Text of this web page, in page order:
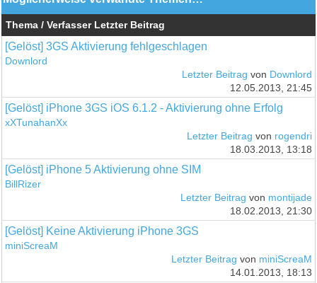
Thema / Verfasser Letzter Beitrag
[Gelöst] 3GS Aktivierung fehlgeschlagen
Downlord
Letzter Beitrag von Downlord
12.05.2013, 21:45
[Gelöst] iPhone 3GS iOS 6.1.2 - Aktivierung ohne Erfolg
xXTunahanXx
Letzter Beitrag von rogendri
18.03.2013, 13:18
[Gelöst] iPhone 5 Aktivierung ohne SIM
BillRizer
Letzter Beitrag von montijade
18.02.2013, 21:30
[Gelöst] Keine Aktivierung iPhone 3GS
miniScreaM
Letzter Beitrag von miniScreaM
14.01.2013, 18:13